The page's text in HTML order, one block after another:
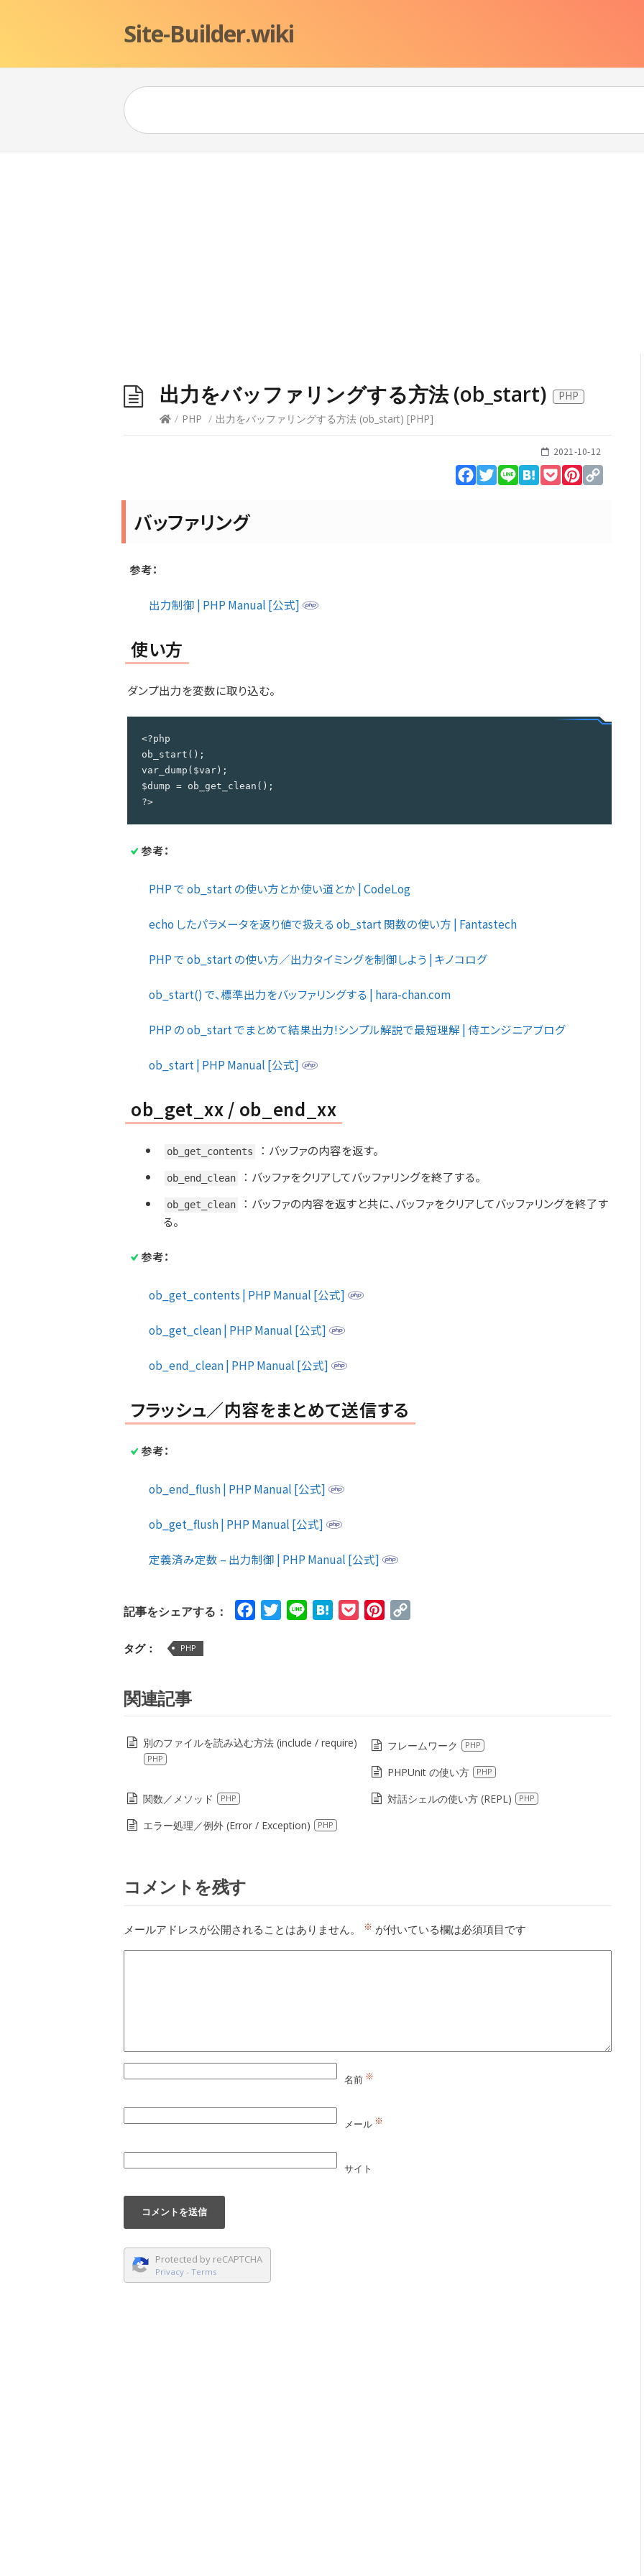
Site-Builder.wiki
出力をバッファリングする方法 (ob_start)
PHP
/ PHP / 出力をバッファリングする方法 (ob_start) [PHP]
2021-10-12
Facebook
Twitter
Line HatenaPocketPinterest
バッファリング
参考：
出力制御 | PHP Manual [公式]
使い方
ダンプ出力を変数に取り込む。
<?php
ob_start();
var_dump($var);
$dump = ob_get_clean();
?>
参考：
PHP で ob_start の使い方とか使い道とか | CodeLog
echo したパラメータを返り値で扱える ob_start 関数の使い方 | Fantastech
PHP で ob_start の使い方／出力タイミングを制御しよう | キノコログ
ob_start() で、標準出力をバッファリングする | hara-chan.com
PHP の ob_start でまとめて結果出力!シンプル解説で最短理解 | 侍エンジニアブログ
ob_start | PHP Manual [公式]
ob_get_xx / ob_end_xx
ob_get_contents ： バッファの内容を返す。
ob_end_clean ： バッファをクリアしてバッファリングを終了する。
ob_get_clean ： バッファの内容を返すと共に、バッファをクリアしてバッファリングを終了す
る。
参考：
ob_get_contents | PHP Manual [公式]
ob_get_clean | PHP Manual [公式]
ob_end_clean | PHP Manual [公式]
フラッシュ／内容をまとめて送信する
参考：
ob_end_flush | PHP Manual [公式]
ob_get_flush | PHP Manual [公式]
定義済み定数 – 出力制御 | PHP Manual [公式]
記事をシェアする： FacebookTwitterLine HatenaPocketPinterest
タグ： PHP
関連記事
別のファイルを読み込む方法 (include / require)
PHP
フレームワーク PHP
PHPUnit の使い方 PHP
関数／メソッド PHP 対話シェルの使い方 (REPL) PHP
エラー処理／例外 (Error / Exception) PHP
コメントを残す
メールアドレスが公開されることはありません。 ※ が付いている欄は必須項目です
名前 ※
メール ※
サイト
Protected by reCAPTCHA
Privacy - Terms